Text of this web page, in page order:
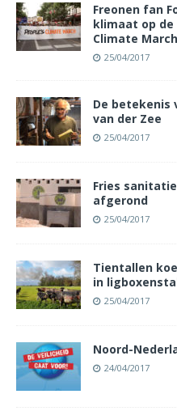
Freonen fan
klimaat op de
Climate March
25/04/2017
De betekenis
van der Zee
25/04/2017
Fries
afgerond
25/04/2017
Tientallen
in
25/04/2017
Noord-
24/04/2017